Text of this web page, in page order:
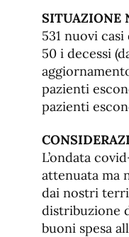
SITUAZIONE
531 nuovi
50 i decessi
pazienti
pazienti
L’ondata
attenuata ma
dai nostri
distribuzione
buoni spesa